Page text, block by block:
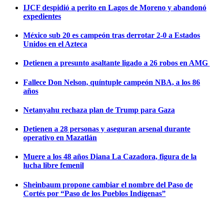
IJCF despidió a perito en Lagos de Moreno y abandonó
expedientes
México sub 20 es campeón tras derrotar 2-0 a Estados
Unidos en el Azteca
Detienen a presunto asaltante ligado a 26 robos en AMG
Fallece Don Nelson, quíntuple campeón NBA, a los 86
años
Netanyahu rechaza plan de Trump para Gaza
Detienen a 28 personas y aseguran arsenal durante
operativo en Mazatlán
Muere a los 48 años Diana La Cazadora, figura de la
lucha libre femenil
Sheinbaum propone cambiar el nombre del Paso de
Cortés por “Paso de los Pueblos Indígenas”